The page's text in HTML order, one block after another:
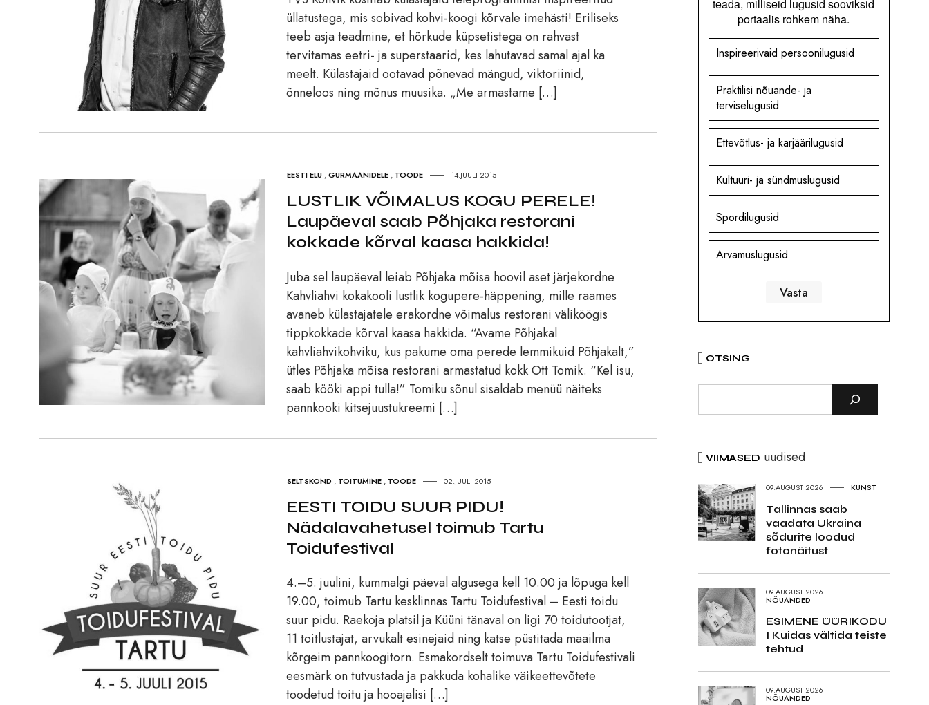
üllatustega, mis sobivad kohvi-koogi kõrvale imehästi! Eriliseks
teeb asja teadmine, et hõrkude küpsetistega on rahvast
tervitamas eetri- ja superstaarid, kes lahutavad samal ajal ka
meelt. Külastajaid ootavad põnevad mängud, viktoriinid,
õnneloos ning mõnus muusika. „Me armastame […]
EESTI ELU ,GURMAANIDELE , TOODE 14.JUULI 2015
LUSTLIK VÕIMALUS KOGU PERELE!
Laupäeval saab Põhjaka restorani
kokkade kõrval kaasa hakkida!
Juba sel laupäeval leiab Põhjaka mõisa hoovil aset järjekordne
Kahvliahvi kokakooli lustlik kogupere-häppening, mille raames
avaneb külastajatele erakordne võimalus restorani väliköögis
tippkokkade kõrval kaasa hakkida. “Avame Põhjakal
kahvliahvikohviku, kus pakume oma perede lemmikuid Põhjakalt,”
ütles Põhjaka mõisa restorani armastatud kokk Ott Tomik. “Kel isu,
saab kööki appi tulla!” Tomiku sõnul sisaldab menüü näiteks
pannkooki kitsejuustukreemi […]
SELTSKOND , TOITUMINE , TOODE 02.JUULI 2015
EESTI TOIDU SUUR PIDU!
Nädalavahetusel toimub Tartu
Toidufestival
4.–5. juulini, kummalgi päeval algusega kell 10.00 ja lõpuga kell
19.00, toimub Tartu kesklinnas Tartu Toidufestival – Eesti toidu
suur pidu. Raekoja platsil ja Küüni tänaval on ligi 70 toidutootjat,
11 toitlustajat, arvukalt esinejaid ning katse püstitada maailma
kõrgeim pannkoogitorn. Esmakordselt toimuva Tartu Toidufestivali
eesmärk on tutvustada ja pakkuda kohalike väikeettevõtete
toodetud toitu ja hooajalisi […]
teada, milliseid lugusid sooviksid
portaalis rohkem näha.
Inspireerivaid persoonilugusid
Praktilisi nõuande- ja
terviselugusid
Ettevõtlus- ja karjäärilugusid
Kultuuri- ja sündmuslugusid
Spordilugusid
Arvamuslugusid
OTSING
VIIMASED uudised
09.AUGUST 2026 KUNST
Tallinnas saab
vaadata Ukraina
sõdurite loodud
fotonäitust
09.AUGUST 2026
NÕUANDED
ESIMENE ÜÜRIKODU
I Kuidas vältida teiste
tehtud
09.AUGUST 2026
NÕUANDED